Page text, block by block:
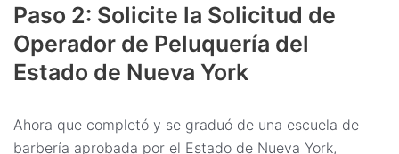
Paso 2: Solicite la Solicitud de
Operador de Peluquería del
Estado de Nueva York
Ahora que completó y se graduó de una escuela de
barbería aprobada por el Estado de Nueva York,